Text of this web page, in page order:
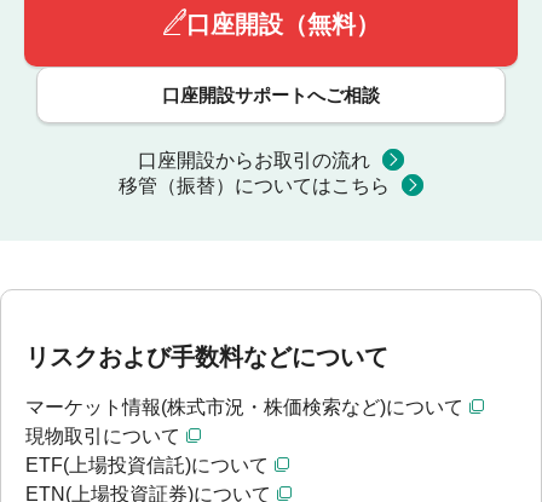
口座開設（無料）
口座開設サポートへご相談
口座開設からお取引の流れ
移管（振替）についてはこちら
リスクおよび手数料などについて
マーケット情報(株式市況・株価検索など)について
現物取引について
ETF(上場投資信託)について
ETN(上場投資証券)について